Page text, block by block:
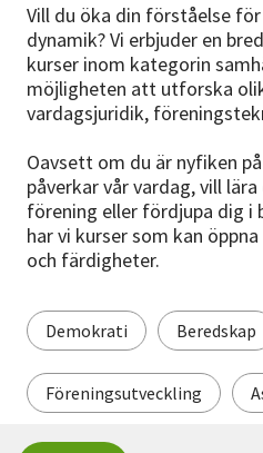
Avdelningar
Lyssna
Vill du öka din förståelse
dynamik? Vi erbjuder en
kurser inom kategorin
möjligheten att utforska
vardagsjuridik,
Oavsett om du är nyfiken
påverkar vår vardag, vill
förening eller fördjupa dig i
har vi kurser som kan
och färdigheter.
Demokrati Beredskap
Föreningsutveckling